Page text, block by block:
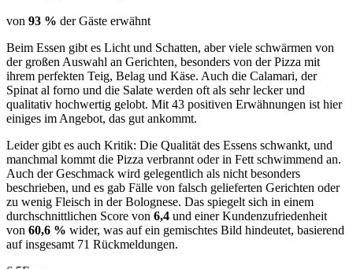
von 93 % der Gäste erwähnt
Beim Essen gibt es Licht und Schatten, aber viele schwärmen von
der großen Auswahl an Gerichten, besonders von der Pizza mit
ihrem perfekten Teig, Belag und Käse. Auch die Calamari, der
Spinat al forno und die Salate werden oft als sehr lecker und
qualitativ hochwertig gelobt. Mit 43 positiven Erwähnungen ist hier
einiges im Angebot, das gut ankommt.
Leider gibt es auch Kritik: Die Qualität des Essens schwankt, und
manchmal kommt die Pizza verbrannt oder in Fett schwimmend an.
Auch der Geschmack wird gelegentlich als nicht besonders
beschrieben, und es gab Fälle von falsch gelieferten Gerichten oder
zu wenig Fleisch in der Bolognese. Das spiegelt sich in einem
durchschnittlichen Score von 6,4 und einer Kundenzufriedenheit
von 60,6 % wider, was auf ein gemischtes Bild hindeutet, basierend
auf insgesamt 71 Rückmeldungen.